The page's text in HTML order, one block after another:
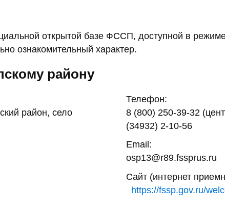
открытой базе ФССП, доступной в
ознакомительный характер.
району
район, село
Телефон:
8 (800) 250-39-32
(34932) 2-10-56
Email:
osp13@r89.fssprus.ru
Сайт (интернет
https://fssp.gov.ru/